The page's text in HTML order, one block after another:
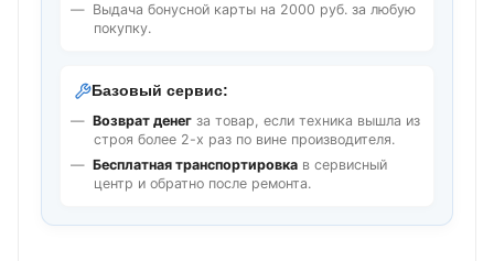
Выдача бонусной карты на 2000 руб. за любую
покупку.
Базовый сервис:
Возврат денег за товар, если техника вышла из
строя более 2-х раз по вине производителя.
Бесплатная транспортировка в сервисный
центр и обратно после ремонта.